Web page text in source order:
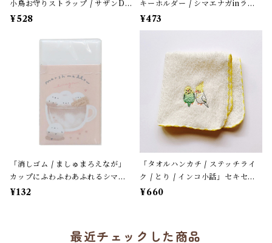
小鳥お守りストラップ / サザンDS
クリエイト / 黄緑色のセキセイイ
月グッズ＊1個【大人気!】
¥528
キーホルダー / シマエナガinラベ
ンダー」花言葉と小鳥のアクリル
キーホルダー・バッグチャーム /
在庫限り】
¥473
「消しゴム / ましゅまろえなが」
カップにふわふわあふれるシマエ
ナガ / カフェオレ色 / クーリア
¥132
「タオルハンカチ / ステッチライ
ク / とり / インコ小話」セキセイ
＆オカメ / 小鳥刺繍のハンドタオ
¥660
最近チェックした商品